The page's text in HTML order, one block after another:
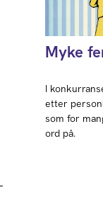
Myke
I
etter
som for
ord på.